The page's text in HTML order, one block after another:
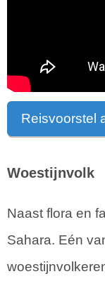
Reisvoorstel
Woestijnvolk
Naast flora en
Sahara. Eén